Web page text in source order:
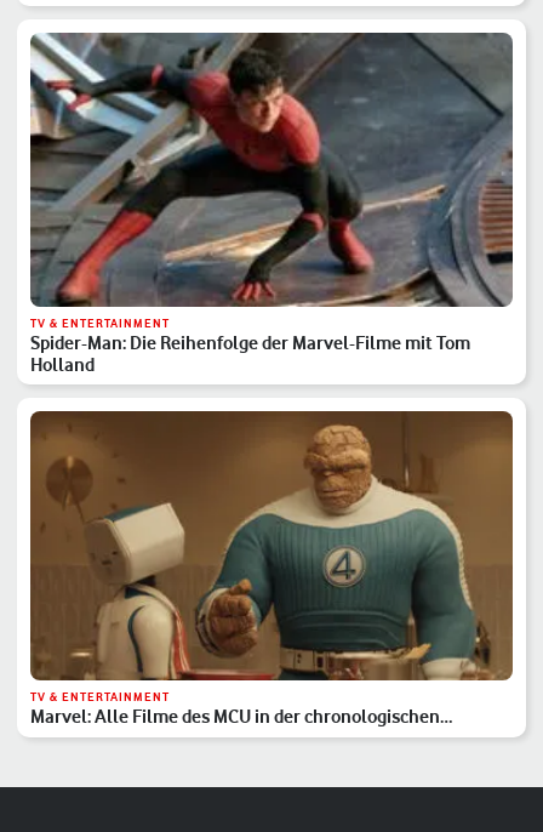
TV & ENTERTAINMENT
Spider-Man: Die Reihenfolge der Marvel-Filme mit Tom
Holland
TV & ENTERTAINMENT
Marvel: Alle Filme des MCU in der chronologischen
Reihenfolge